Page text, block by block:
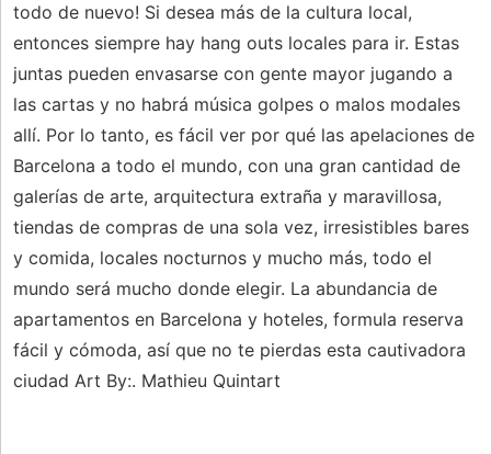
todo de nuevo! Si desea más de la cultura local,
entonces siempre hay hang outs locales para ir. Estas
juntas pueden envasarse con gente mayor jugando a
las cartas y no habrá música golpes o malos modales
allí. Por lo tanto, es fácil ver por qué las apelaciones de
Barcelona a todo el mundo, con una gran cantidad de
galerías de arte, arquitectura extraña y maravillosa,
tiendas de compras de una sola vez, irresistibles bares
y comida, locales nocturnos y mucho más, todo el
mundo será mucho donde elegir. La abundancia de
apartamentos en Barcelona y hoteles, formula reserva
fácil y cómoda, así que no te pierdas esta cautivadora
ciudad Art By:. Mathieu Quintart